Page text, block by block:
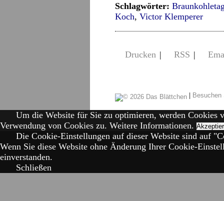
Schlagwörter:
Koch, Victor Klemperer
Drucken | RSS |
|
Um die Website für Sie zu optimieren, werden Cookies
Verwendung von Cookies zu. Weitere Informationen.
Die Cookie-Einstellungen auf dieser Website sind auf
Wenn Sie diese Website ohne Änderung Ihrer Cookie-
einverstanden.
Schließen